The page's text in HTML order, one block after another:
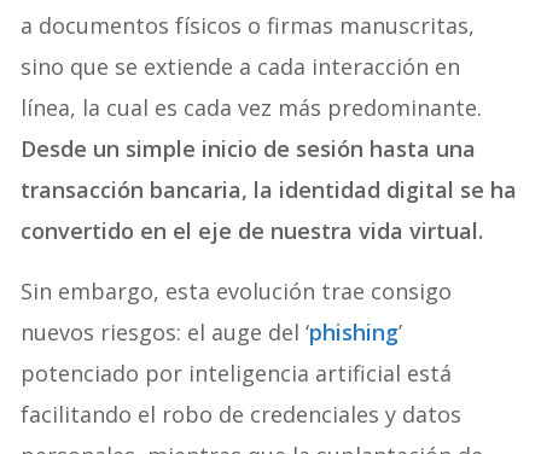
a documentos físicos o firmas manuscritas,
sino que se extiende a cada interacción en
línea, la cual es cada vez más predominante.
Desde un simple inicio de sesión hasta una
transacción bancaria, la identidad digital se ha
convertido en el eje de nuestra vida virtual.
Sin embargo, esta evolución trae consigo
nuevos riesgos: el auge del ‘phishing’
potenciado por inteligencia artificial está
facilitando el robo de credenciales y datos